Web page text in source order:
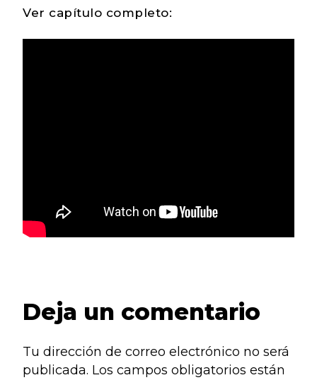
Ver capítulo completo:
Deja un comentario
Tu dirección de correo electrónico no será
publicada. Los campos obligatorios están